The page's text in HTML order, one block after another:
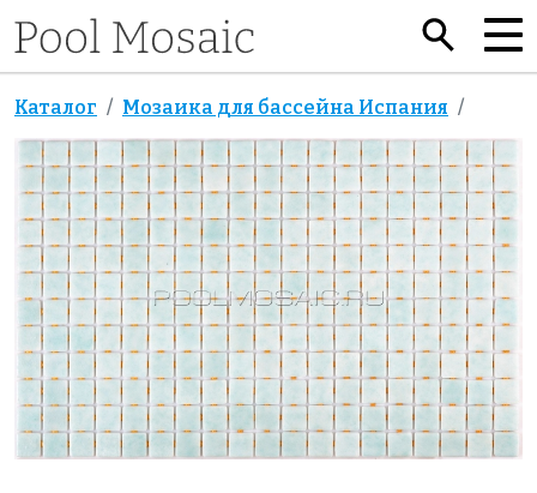
Каталог Мозаика для бассейна Испания